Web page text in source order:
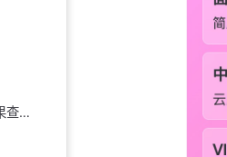
110 小程序完善下单功能&增加支付结果查询页面